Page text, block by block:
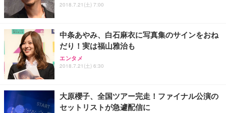
能 人間工学 椅子 腰サポート 90度跳ね上げ式アーム
務用 おしゃれ パソコンチェア (ホワイト)
ANDWINT オフィスチェア デスクチェア 肘なし メ
ッシュ 通気性 ランバーサポート付き 腰サポート ガ
ス圧無段階昇降 360度回転 キャスター付き コンパク
ort/VGA スピーカー内蔵 高さ調整 スイベル VESA対
【MiniLED/24.5inch/280Hz/FHD】GRAPHT THE S
HOOTER Gaming Monitor 24” Essential ゲーミン
グモニター QD 24.5インチ 1ms FHD 量子ドット 残
超厚型 お徳用 ワイド 100枚入 (x 1) (ケース販売)
アイリスオーヤマ ペットシーツ 超厚型 お徳用 レギ
ュラー 200枚入【Amazon.co.jp限定】
2018.7.21(土) 7:00
中条あやみ、白石麻衣に写真集のサインをおね
だり！実は福山雅治も
エンタメ
2018.7.21(土) 6:30
大原櫻子、全国ツアー完走！ファイナル公演の
セットリストが急遽配信に